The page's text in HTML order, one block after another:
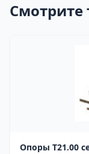
Смотрите